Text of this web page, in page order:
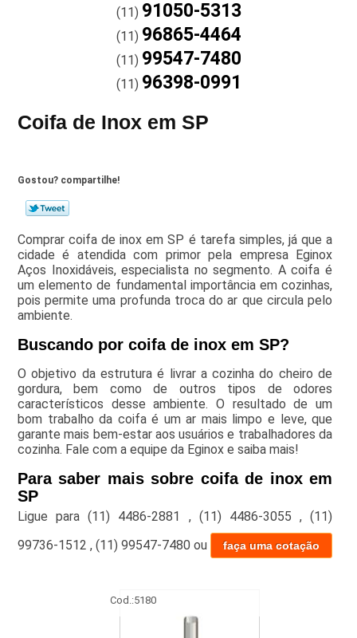
(11) 91050-5313
(11) 96865-4464
(11) 99547-7480
(11) 96398-0991
Coifa de Inox em SP
Gostou? compartilhe!
Comprar coifa de inox em SP é tarefa simples, já que a
cidade é atendida com primor pela empresa Eginox
Aços Inoxidáveis, especialista no segmento. A coifa é
um elemento de fundamental importância em cozinhas,
pois permite uma profunda troca do ar que circula pelo
ambiente.
Buscando por coifa de inox em SP?
O objetivo da estrutura é livrar a cozinha do cheiro de
gordura, bem como de outros tipos de odores
característicos desse ambiente. O resultado de um
bom trabalho da coifa é um ar mais limpo e leve, que
garante mais bem-estar aos usuários e trabalhadores da
cozinha. Fale com a equipe da Eginox e saiba mais!
Para saber mais sobre coifa de inox em
SP
Ligue para(11) 4486-2881 , (11) 4486-3055 ,(11)
99736-1512 , (11) 99547-7480ou faça uma cotação
Cod.:5180